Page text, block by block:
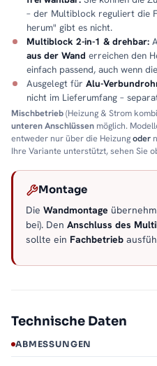
– der Multiblock reguliert die
herum" gibt es nicht.
Multiblock 2-in-1 & drehbar:
aus der Wand erreichen den
einfach passend, auch wenn
Ausgelegt für Alu-
nicht im Lieferumfang –
Mischbetrieb(Heizung & Strom
unteren Anschlüssen möglich.
entweder nur über die Heizungoder
Ihre Variante unterstützt, sehen Sie
Montage
Die Wandmontage
bei). Den Anschluss des
sollte ein Fachbetrieb
Technische Daten
ABMESSUNGEN